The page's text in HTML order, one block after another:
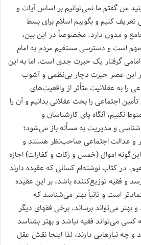
من گفتم ما نمی‌توانیم بر اساس آیات و
تعریف کنیم و بگوییم اسلام برای بسط
و مدون دارد. مخصوصاً در این بین،
است و دسترسی مستقیم مردم به امام
گرفتار یک حیرت جدی است. اما به این
این عصر حیرت دچار بی‌نظمی و آشوب
را به عقلانیت متأثر از واقعیت‌های
اجتماعی را بحث عقلانی بدانیم و آن را
نکنیم، آنگاه پای کارشناسان و
و مدیریت به مسأله باز می‌شود؛
و عدالت اجتماعی صاحب‌نظر هستند و
اموال (خمس و زکات و کفارات) اجازه
در کتاب نوشته‌ام کسانی که عقیده دارند
و فقیه توزیع‌کننده باشد، بر این عقیده
است و ثانیاً بهتر می‌شناسد که
بهتر می‌تواند برساند. برخی فقهای دیگر
کسی می‌تواند فقیه نباشد و بهتر بشناسد
چه نیازهایی دارند، لذا اینجا نقش عقل